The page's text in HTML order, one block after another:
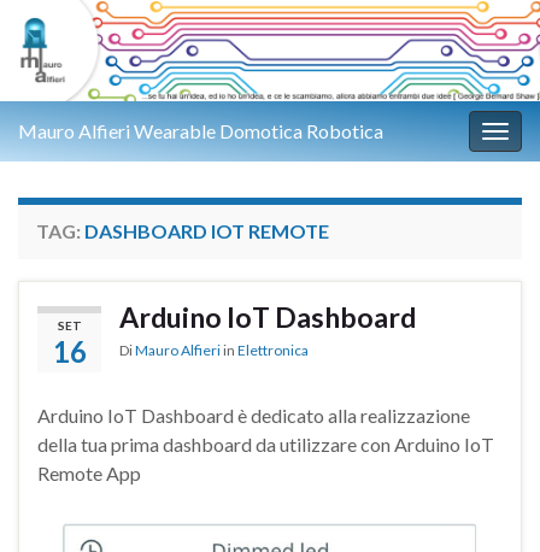
Mauro Alfieri Wearable Domotica Robotica
TAG: DASHBOARD IOT REMOTE
SET
16
Arduino IoT Dashboard
DiMauro Alfieri in Elettronica
Arduino IoT Dashboard è dedicato alla realizzazione
della tua prima dashboard da utilizzare con Arduino IoT
Remote App